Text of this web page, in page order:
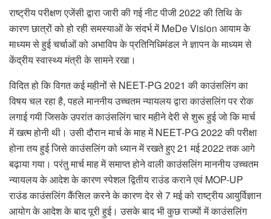
राष्ट्रीय परीक्षण एजेंसी द्वारा जारी की गई नीट पीजी 2022 की तिथि के
कारण छात्रों को हो रही समस्याओं के संदर्भ में MeDe Vision आयाम के
माध्यम से हुई चर्चाओं को अभाविप के प्रतिनिधिमंडल ने ज्ञापन के माध्यम से
केंद्रीय स्वास्थ्य मंत्री के सामने रखा।
विदित हो कि विगत कई महीनों से NEET-PG 2021 की काउंसलिंग का
विषय चल रहा है, पहले माननीय उच्चतम न्यायलय द्वारा काउंसलिंग पर रोक
लगाई गयी जिसके उपरांत काउंसलिंग चार महीने देरी से शुरू हुई जो कि मार्च
में खत्म होनी थी। उसी दौरान मार्च के माह में NEET-PG 2022 की परीक्षा
होना तय हुई जिसे काउंसलिंग को ध्यान में रखते हुए 21 मई 2022 तक आगे
बढ़ाया गया। परंतु मार्च माह में समाप्त होने वाली काउंसलिंग माननीय उच्चतम
न्यायलय के आदेश के कारण स्पेशल द्वितीय राउंड कराने एवं MOP-UP
राउंड काउंसलिंग कैंसिल करने के कारण देर से 7 मई को राष्ट्रीय आयुर्विज्ञान
आयोग के आदेश के बाद पूरी हुई। उसके बाद भी कुछ राज्यों में काउंसलिंग